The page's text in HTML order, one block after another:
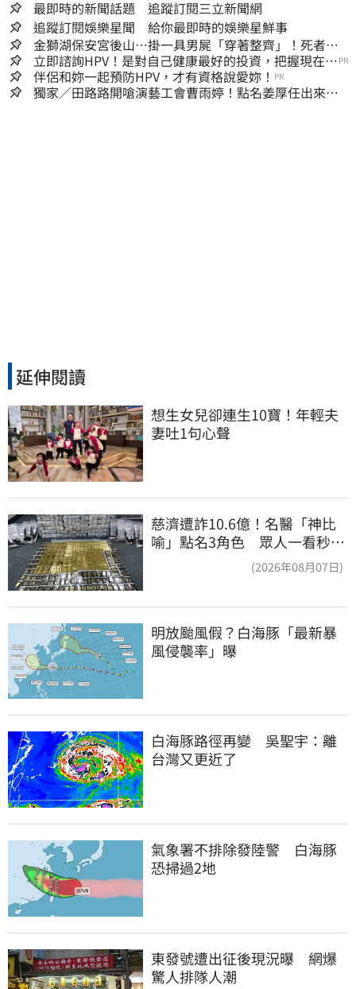
最即時的新聞話題 追蹤訂閱三立新聞網
追蹤訂閱娛樂星聞 給你最即時的娛樂星鮮事
金獅湖保安宮後山…掛一具男屍「穿著整齊」！死者身
份曝
立即諮詢HPV！是對自己健康最好的投資，把握現在不
嫌晚！
PR
伴侶和妳一起預防HPV，才有資格說愛妳！ PR
獨家／田路路開嗆演藝工會曹雨婷！點名姜厚任出來
延伸閱讀
想生女兒卻連生10寶！年輕夫
妻吐1句心聲
慈濟遭詐10.6億！名醫「神比
喻」點名3角色 眾人一看秒懂
(2026年08月07日)
明放颱風假？白海豚「最新暴
風侵襲率」曝
白海豚路徑再變　吳聖宇：離
台灣又更近了
氣象署不排除發陸警　白海豚
恐掃過2地
東發號遭出征後現況曝　網爆
驚人排隊人潮